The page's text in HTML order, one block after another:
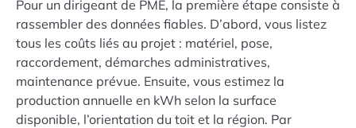
Pour un dirigeant de PME, la première étape consiste à
rassembler des données fiables. D’abord, vous listez
tous les coûts liés au projet : matériel, pose,
raccordement, démarches administratives,
maintenance prévue. Ensuite, vous estimez la
production annuelle en kWh selon la surface
disponible, l’orientation du toit et la région. Par